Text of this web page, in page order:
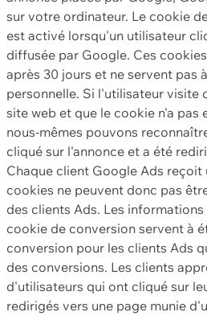
sur votre ordinateur. Le cookie
est activé lorsqu'un utilisateur
diffusée par Google. Ces
après 30 jours et ne servent pas
personnelle. Si l'utilisateur visite
site web et que le cookie n'a pas
nous-mêmes pouvons
cliqué sur l'annonce et a été
Chaque client Google Ads
cookies ne peuvent donc pas
des clients Ads. Les
cookie de conversion servent à
conversion pour les clients Ads
des conversions. Les clients
d'utilisateurs qui ont cliqué sur
redirigés vers une page munie